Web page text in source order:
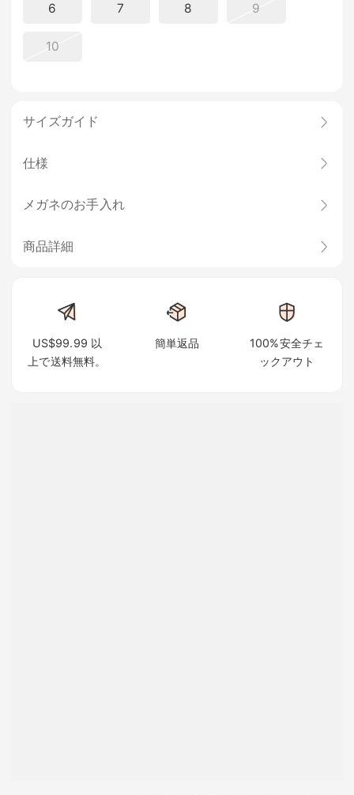
6 7 8 9
10
サイズガイド
仕様
メガネのお手入れ
商品詳細
US$99.99 以
上で送料無料。
簡単返品
100%安全チェ
ックアウト